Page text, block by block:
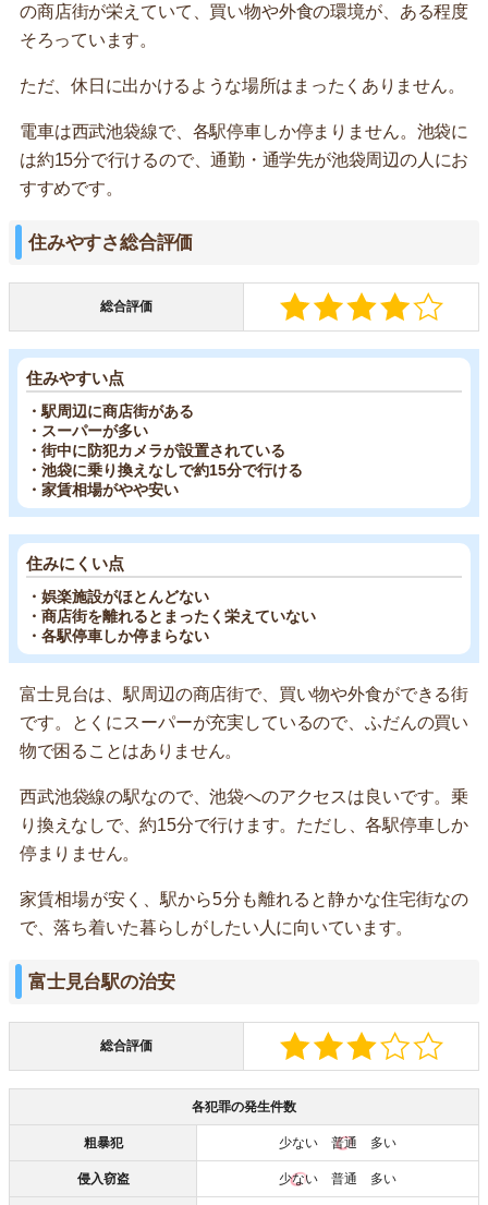
の商店街が栄えていて、買い物や外食の環境が、ある程度
そろっています。
ただ、休日に出かけるような場所はまったくありません。
電車は西武池袋線で、各駅停車しか停まりません。池袋に
は約15分で行けるので、通勤・通学先が池袋周辺の人にお
すすめです。
住みやすさ総合評価
総合評価
住みやすい点
・駅周辺に商店街がある
・スーパーが多い
・街中に防犯カメラが設置されている
・池袋に乗り換えなしで約15分で行ける
・家賃相場がやや安い
住みにくい点
・娯楽施設がほとんどない
・商店街を離れるとまったく栄えていない
・各駅停車しか停まらない
富士見台は、駅周辺の商店街で、買い物や外食ができる街
です。とくにスーパーが充実しているので、ふだんの買い
物で困ることはありません。
西武池袋線の駅なので、池袋へのアクセスは良いです。乗
り換えなしで、約15分で行けます。ただし、各駅停車しか
停まりません。
家賃相場が安く、駅から5分も離れると静かな住宅街なの
で、落ち着いた暮らしがしたい人に向いています。
富士見台駅の治安
総合評価
各犯罪の発生件数
粗暴犯 少ない 普通 多い
侵入窃盗 少ない 普通 多い